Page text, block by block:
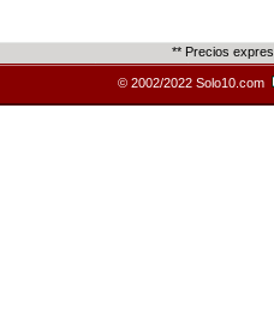
** Precios
© 2002/2022 Solo10.com